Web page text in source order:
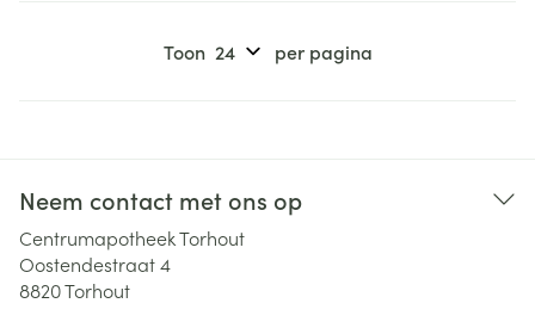
Toon per pagina
Neem contact met ons op
Centrumapotheek Torhout
Oostendestraat 4
8820Torhout